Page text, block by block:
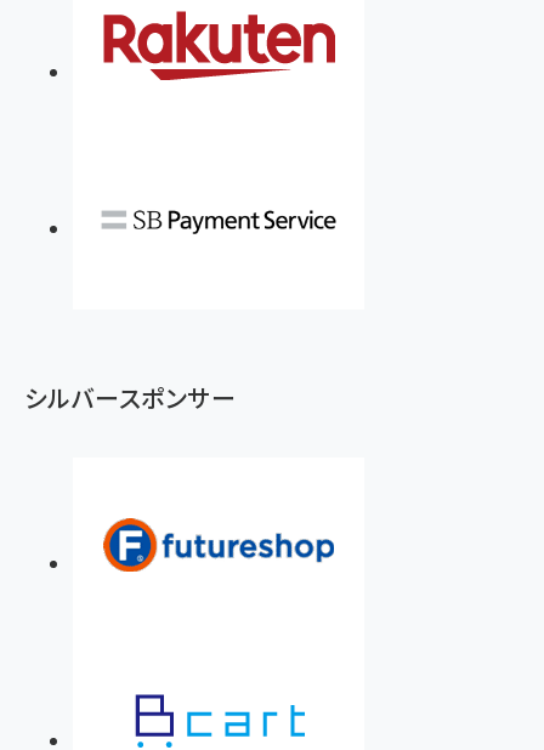
シルバースポンサー